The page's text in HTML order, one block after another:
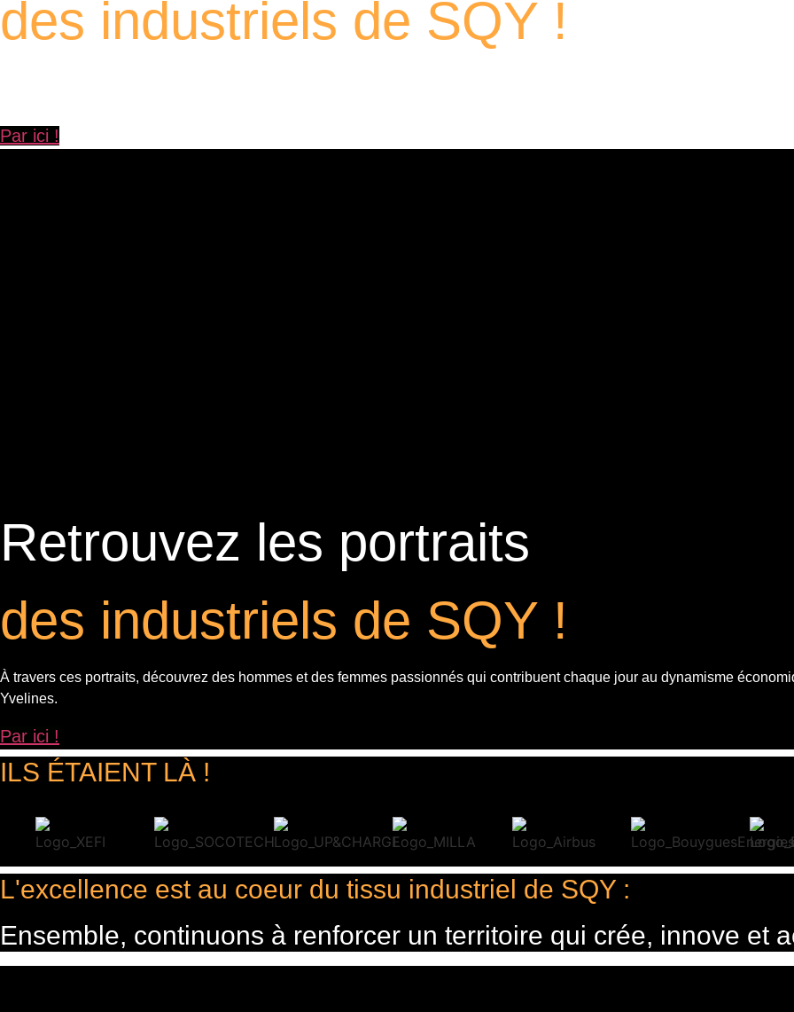
des industriels de SQY !
Par ici !
Retrouvez les portraits
des industriels de SQY !
À travers ces portraits, découvrez des hommes et des femmes passionnés qui contribuent chaque jour au dynamisme
Yvelines.
Par ici !
ILS ÉTAIENT LÀ !
L'excellence est au coeur du tissu industriel de SQY :
Ensemble, continuons à renforcer un territoire qui crée, innove et